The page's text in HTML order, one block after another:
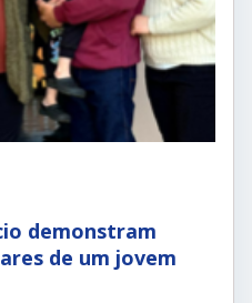
demonstram
de um jovem